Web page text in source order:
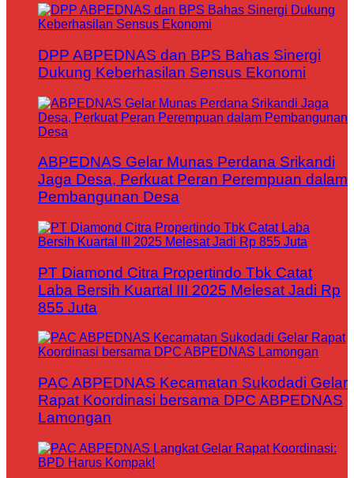
DPP ABPEDNAS dan BPS Bahas Sinergi
Dukung Keberhasilan Sensus Ekonomi
ABPEDNAS Gelar Munas Perdana Srikandi
Jaga Desa, Perkuat Peran Perempuan dalam
Pembangunan Desa
PT Diamond Citra Propertindo Tbk Catat
Laba Bersih Kuartal III 2025 Melesat Jadi Rp
855 Juta
PAC ABPEDNAS Kecamatan Sukodadi Gelar
Rapat Koordinasi bersama DPC ABPEDNAS
Lamongan